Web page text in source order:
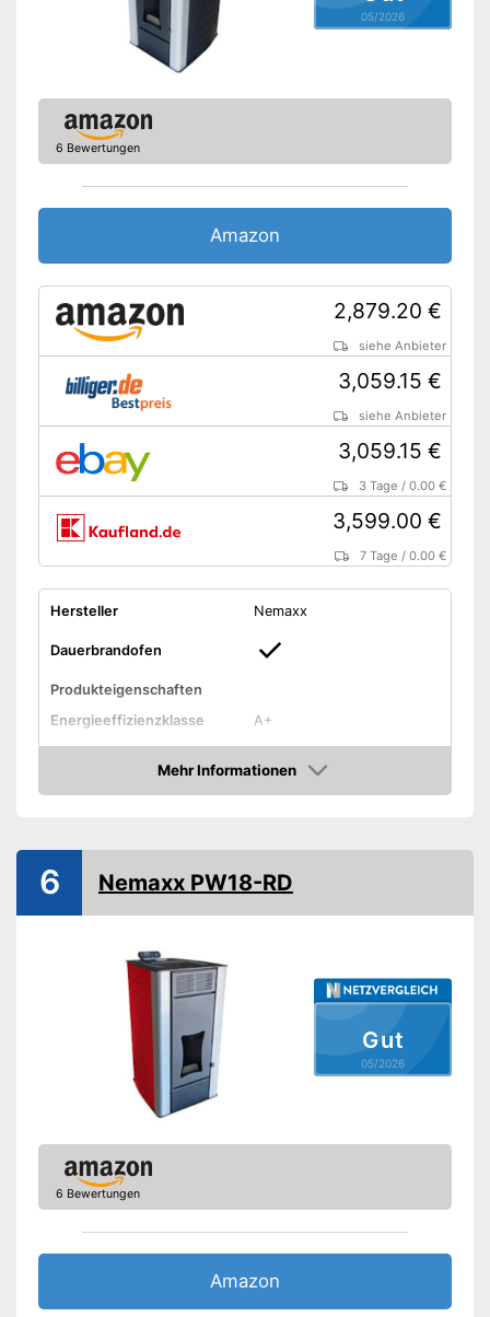
05/2026
6 Bewertungen
Amazon
2,879.20 €
siehe Anbieter
3,059.15 €
siehe Anbieter
3,059.15 €
3 Tage /0.00 €
3,599.00 €
7 Tage /0.00 €
Hersteller Nemaxx
Dauerbrandofen
Produkteigenschaften
Energieeffizienzklasse
A+
Allgemeine Merkmale
Stahl
Gewicht
150 kg
Mehr Informationen
Amazon
Gut
05/2026
6 Nemaxx PW18-RD
6 Bewertungen
Amazon